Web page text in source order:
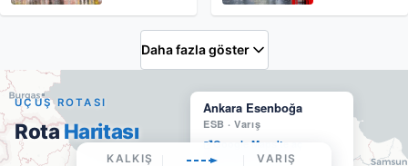
Daha fazla göster
Ankara Esenboğa
ESB ·Varış
Google Maps'te aç
Havalimanı sitesi
UÇUŞ ROTASI
RotaHaritası
KALKIŞ VARIŞ